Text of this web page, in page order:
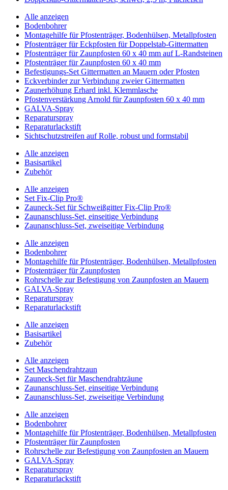
Alle anzeigen
Bodenbohrer
Montagehilfe für Pfostenträger, Bodenhülsen, Metallpfosten
Pfostenträger für Eckpfosten für Doppelstab-Gittermatten
Pfostenträger für Zaunpfosten 60 x 40 mm auf L-Randsteinen
Pfostenträger für Zaunpfosten 60 x 40 mm
Befestigungs-Set Gittermatten an Mauern oder Pfosten
Eckverbinder zur Verbindung zweier Gittermatten
Zaunerhöhung Erhard inkl. Klemmlasche
Pfostenverstärkung Arnold für Zaunpfosten 60 x 40 mm
GALVA-Spray
Reparaturspray
Reparaturlackstift
Sichtschutzstreifen auf Rolle, robust und formstabil
Alle anzeigen
Basisartikel
Zubehör
Alle anzeigen
Set Fix-Clip Pro®
Zauneck-Set für Schweißgitter Fix-Clip Pro®
Zaunanschluss-Set, einseitige Verbindung
Zaunanschluss-Set, zweiseitige Verbindung
Alle anzeigen
Bodenbohrer
Montagehilfe für Pfostenträger, Bodenhülsen, Metallpfosten
Pfostenträger für Zaunpfosten
Rohrschelle zur Befestigung von Zaunpfosten an Mauern
GALVA-Spray
Reparaturspray
Reparaturlackstift
Alle anzeigen
Basisartikel
Zubehör
Alle anzeigen
Set Maschendrahtzaun
Zauneck-Set für Maschendrahtzäune
Zaunanschluss-Set, einseitige Verbindung
Zaunanschluss-Set, zweiseitige Verbindung
Alle anzeigen
Bodenbohrer
Montagehilfe für Pfostenträger, Bodenhülsen, Metallpfosten
Pfostenträger für Zaunpfosten
Rohrschelle zur Befestigung von Zaunpfosten an Mauern
GALVA-Spray
Reparaturspray
Reparaturlackstift